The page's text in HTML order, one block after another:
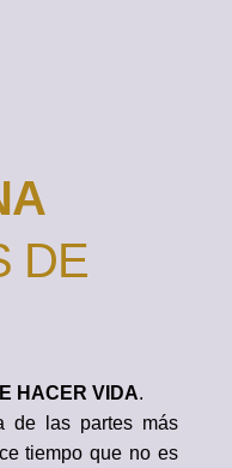
DE
HACER VIDA.
de las partes más
tiempo que no es